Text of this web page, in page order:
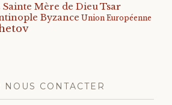
Sainte Mère de DieuTsar
Byzance Union Européenne
NOUS CONTACTER